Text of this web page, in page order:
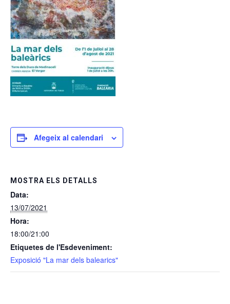
Afegeix al calendari
MOSTRA ELS DETALLS
Data:
13/07/2021
Hora:
18:00/21:00
Etiquetes de l'Esdeveniment:
Exposició "La mar dels balearics"